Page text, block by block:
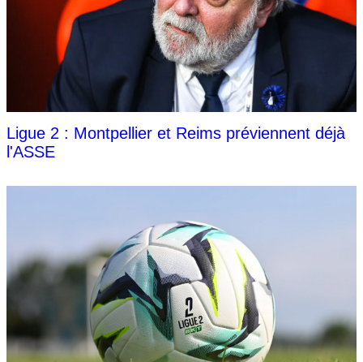
Ligue 2 : Montpellier et Reims préviennent déjà
l'ASSE